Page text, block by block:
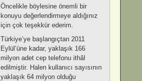
Öncelikle böylesine önemli bir
konuyu değerlendirmeye aldığınız
için çok teşekkür ederim.
Türkiye’ye başlangıçtan 2011
Eylül’üne kadar, yaklaşık 166
milyon adet cep telefonu ithâl
edilmiştir. Halen kullanıcı sayısının
yaklaşık 64 milyon olduğu